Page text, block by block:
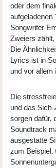
oder dem
aufgeladenen
Songwriter
Zweiers
Die
Lyrics ist in
und vor allem
Die
und das
sorgen dafür,
Soundtrack
ausgestatte
zum Beispiel.